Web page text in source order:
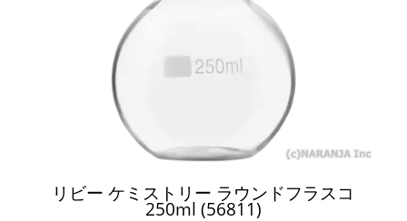
リビー ケミストリー ラウンドフラスコ
250ml (56811)